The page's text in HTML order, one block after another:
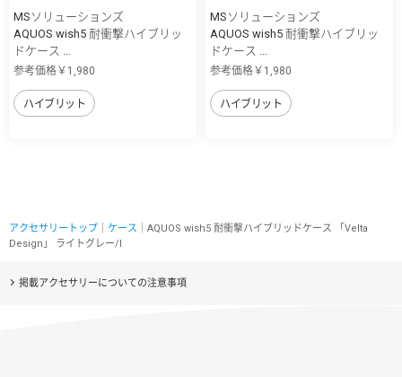
MSソリューションズ
AQUOS wish5 耐衝撃ハイブリッ
ドケース ...
参考価格￥1,980
ハイブリット
MSソリューションズ
AQUOS wish5 耐衝撃ハイブリッ
ドケース ...
参考価格￥1,980
ハイブリット
アクセサリートップ ケース ｜AQUOS wish5 耐衝撃ハイブリッドケース 「Velta
Design」 ライトグレー/I
掲載アクセサリーについての注意事項